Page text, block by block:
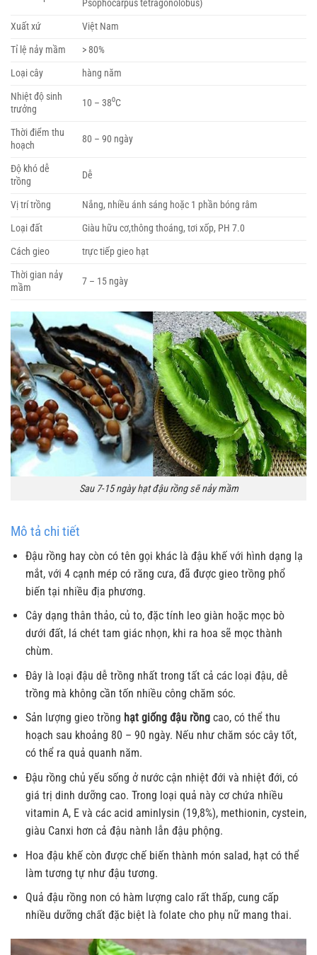
Psophocarpus tetragonolobus)
Xuất xứ
Việt Nam
Tỉ lệ nảy mầm
> 80%
Loại cây
hàng năm
Nhiệt độ sinh
trưởng
10 – 38⁰C
Thời điểm thu
hoạch
80 – 90 ngày
Độ khó dễ
trồng
Dễ
Vị trí trồng
Nắng, nhiều ánh sáng hoặc 1 phần bóng râm
Loại đất
Giàu hữu cơ,thông thoáng, tơi xốp, PH 7.0
Cách gieo
trực tiếp gieo hạt
Thời gian nảy
mầm
7 – 15 ngày
Sau 7-15 ngày hạt đậu rồng sẽ nảy mầm
Mô tả chi tiết
Đậu rồng hay còn có tên gọi khác là đậu khế với hình dạng lạ
mắt, với 4 cạnh mép có răng cưa, đã được gieo trồng phổ
biến tại nhiều địa phương.
Cây dạng thân thảo, củ to, đặc tính leo giàn hoặc mọc bò
dưới đất, lá chét tam giác nhọn, khi ra hoa sẽ mọc thành
chùm.
Đây là loại đậu dễ trồng nhất trong tất cả các loại đậu, dễ
trồng mà không cần tốn nhiều công chăm sóc.
Sản lượng gieo trồng hạt giống đậu rồngcao, có thể thu
hoạch sau khoảng 80 – 90 ngày. Nếu như chăm sóc cây tốt,
có thể ra quả quanh năm.
Đậu rồng chủ yếu sống ở nước cận nhiệt đới và nhiệt đới, có
giá trị dinh dưỡng cao. Trong loại quả này cơ chứa nhiều
vitamin A, E và các acid aminlysin (19,8%), methionin, cystein,
giàu Canxi hơn cả đậu nành lẫn đậu phộng.
Hoa đậu khế còn được chế biến thành món salad, hạt có thể
làm tương tự như đậu tương.
Quả đậu rồng non có hàm lượng calo rất thấp, cung cấp
nhiều dưỡng chất đặc biệt là folate cho phụ nữ mang thai.